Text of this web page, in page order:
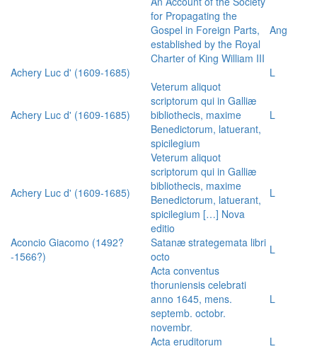
for Propagating the
Gospel in Foreign Parts,
established by the Royal
Charter of King William III
Ang
Achery Luc d' (1609-1685) L
Achery Luc d' (1609-1685)
Veterum aliquot
scriptorum qui in Galliæ
bibliothecis, maxime
Benedictorum, latuerant,
spicilegium
L
Achery Luc d' (1609-1685)
Veterum aliquot
scriptorum qui in Galliæ
bibliothecis, maxime
Benedictorum, latuerant,
spicilegium […] Nova
editio
L
Aconcio Giacomo (1492?
-1566?)
Satanæ strategemata libri
octo
L
Acta conventus
thoruniensis celebrati
anno 1645, mens.
septemb. octobr.
novembr.
L
Acta eruditorum
L